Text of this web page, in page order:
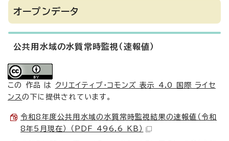
オープンデータ
公共用水域の水質常時監視（速報値）
この 作品 は クリエイティブ・コモンズ 表示 4.0 国際 ライセ
ンスの下に提供されています。
令和8年度公共用水域の水質常時監視結果の速報値（令和
8年5月現在） （PDF 496.6 KB）